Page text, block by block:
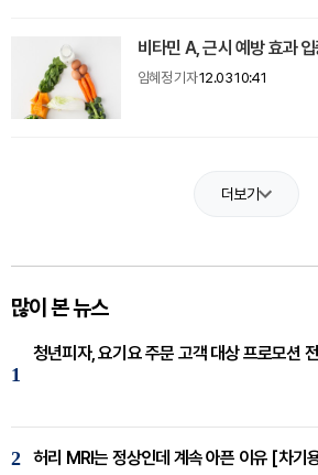
비타민 A, 근시 예방 효과 입
임혜정 기자12.03 10:41
더보기
많이 본 뉴스
1
청년피자, 요기요 주문 고객 대상 프로모션
2 허리 MRI는 정상인데 계속 아픈 이유 [차기